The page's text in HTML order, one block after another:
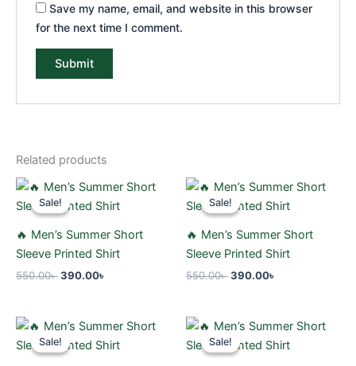
Save my name, email, and website in this browser
for the next time I comment.
Related products
Sale!
Sale!
🔥 Men’s Summer Short
Sleeve Printed Shirt
550.00৳
Original
price
was:
390.00৳
Current
is:
Sale!
Sale!
🔥 Men’s Summer Short
Sleeve Printed Shirt
550.00৳
Original
price
was:
390.00৳
Current
is:
Sale!
Sale!
Original
price
was:
Current
is:
Sale!
Sale!
Original
price
was:
Current
is: